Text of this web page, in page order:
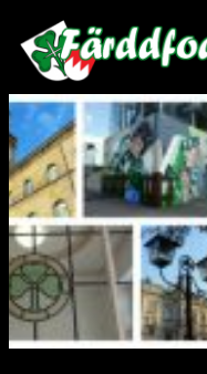
Zum
Inhalt
springen